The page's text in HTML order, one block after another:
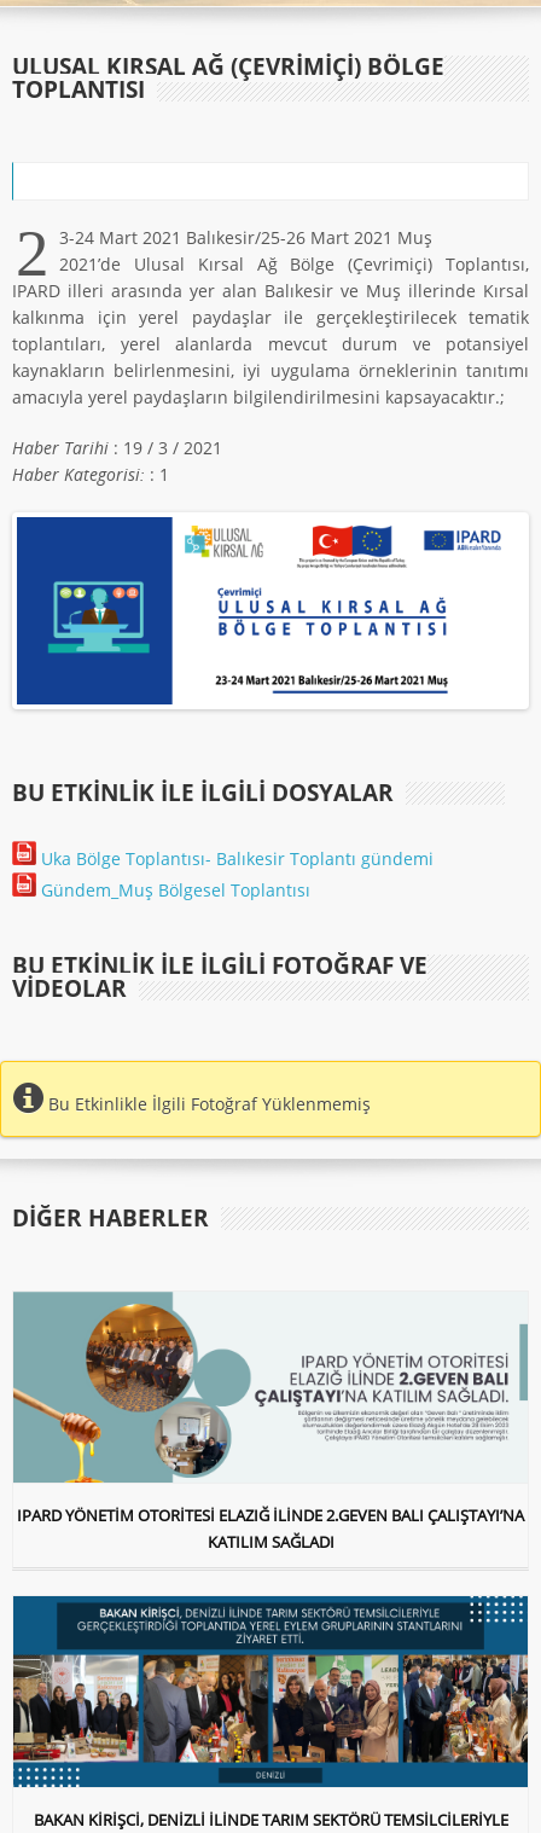
ULUSAL KIRSAL AĞ (ÇEVRİMİÇİ) BÖLGE
TOPLANTISI
2 3-24 Mart 2021 Balıkesir/25-26 Mart 2021 Muş
2021’de Ulusal Kırsal Ağ Bölge (Çevrimiçi) Toplantısı,
IPARD illeri arasında yer alan Balıkesir ve Muş illerinde Kırsal
kalkınma için yerel paydaşlar ile gerçekleştirilecek tematik
toplantıları, yerel alanlarda mevcut durum ve potansiyel
kaynakların belirlenmesini, iyi uygulama örneklerinin tanıtımı
amacıyla yerel paydaşların bilgilendirilmesini kapsayacaktır.;
Haber Tarihi : 19 / 3 / 2021
Haber Kategorisi: : 1
BU ETKINLIK ILE İLGILI DOSYALAR
Uka Bölge Toplantısı- Balıkesir Toplantı gündemi
Gündem_Muş Bölgesel Toplantısı
BU ETKINLIK ILE İLGILI FOTOĞRAF VE
VIDEOLAR
Bu Etkinlikle İlgili Fotoğraf Yüklenmemiş
DIĞER HABERLER
IPARD YÖNETİM OTORİTESİ ELAZIĞ İLİNDE 2.GEVEN BALI ÇALIŞTAYI’NA
KATILIM SAĞLADI
BAKAN KİRİŞCİ, DENİZLİ İLİNDE TARIM SEKTÖRÜ TEMSİLCİLERİYLE